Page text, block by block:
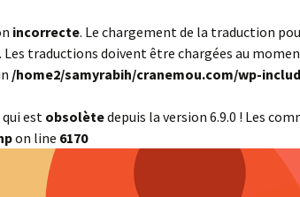
incorrecte. Le chargement de la traduction
traductions doivent être chargées au
/home2/samyrabih/cranemou.com/wp-
estobsolètedepuis la version 6.9.0 ! Les
on line 6170